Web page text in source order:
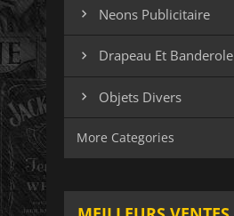
 Neons Publicitaire
 Drapeau Et Banderole
 Objets Divers
More Categories